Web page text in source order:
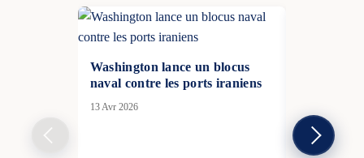
Washington lance un blocus
naval contre les ports iraniens
13 Avr 2026